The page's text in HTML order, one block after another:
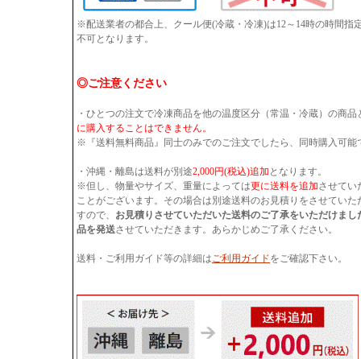
※配送業者の都合上、クール便(冷蔵・冷凍)は12～14時の時間
不可となります。
◎ご注意ください
・ひとつの注文で冷凍商品を他の温度区分（常温・冷蔵）の商品
に購入することはできません。
※『送料無料商品』同士のみでのご注文でしたら、同時購入可能
・沖縄・離島は送料が別途2,000円(税込)追加 となります。
※但し、物量やサイズ、重量によっては更に送料を追加させてい
ことがございます。その場合は別途送料のお見積りをさせていた
すので、 お見積りさせていただいた送料のご了承をいただけまし
品を発送させていただきます。あらかじめご了承ください。
送料・ご利用ガイド等の詳細はご利用ガイドをご確認下さい。